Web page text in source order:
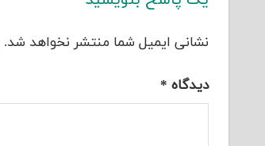
نشانی ایمیل شما منتشر نخواهد شد.
دیدگاه *